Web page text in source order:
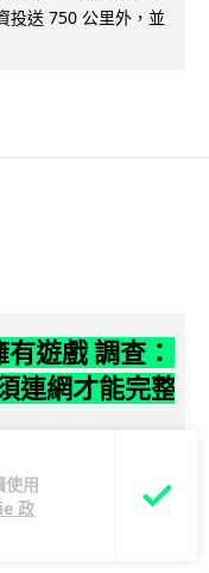
使用
政
投送 750 公里外，並
遊戲 調查：
連網才能完整
查發現，34% PS5
在完全斷網下無法完